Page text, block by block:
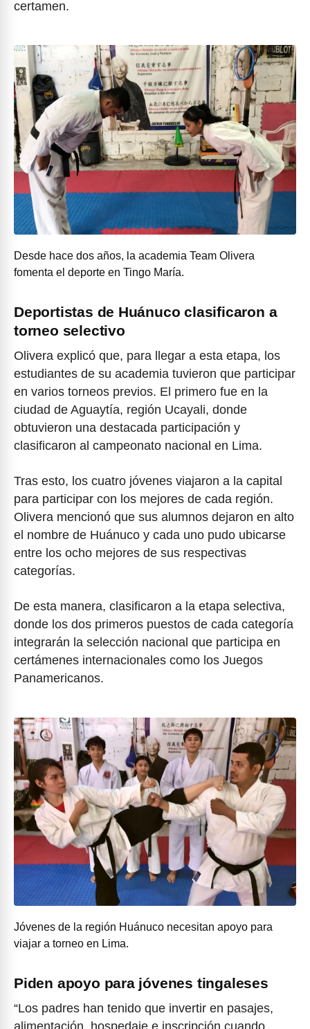
certamen.
Desde hace dos años, la academia Team Olivera
fomenta el deporte en Tingo María.
Deportistas de Huánuco clasificaron a
torneo selectivo
Olivera explicó que, para llegar a esta etapa, los
estudiantes de su academia tuvieron que participar
en varios torneos previos. El primero fue en la
ciudad de Aguaytía, región Ucayali, donde
obtuvieron una destacada participación y
clasificaron al campeonato nacional en Lima.
Tras esto, los cuatro jóvenes viajaron a la capital
para participar con los mejores de cada región.
Olivera mencionó que sus alumnos dejaron en alto
el nombre de Huánuco y cada uno pudo ubicarse
entre los ocho mejores de sus respectivas
categorías.
De esta manera, clasificaron a la etapa selectiva,
donde los dos primeros puestos de cada categoría
integrarán la selección nacional que participa en
certámenes internacionales como los Juegos
Panamericanos.
Jóvenes de la región Huánuco necesitan apoyo para
viajar a torneo en Lima.
Piden apoyo para jóvenes tingaleses
“Los padres han tenido que invertir en pasajes,